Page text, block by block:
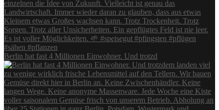
Berlin hat fast 4 Millionen Einwohner. Und trotzd